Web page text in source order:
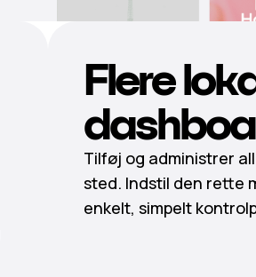
Flere
Tilføj og administrer
sted. Indstil den rette
enkelt, simpelt